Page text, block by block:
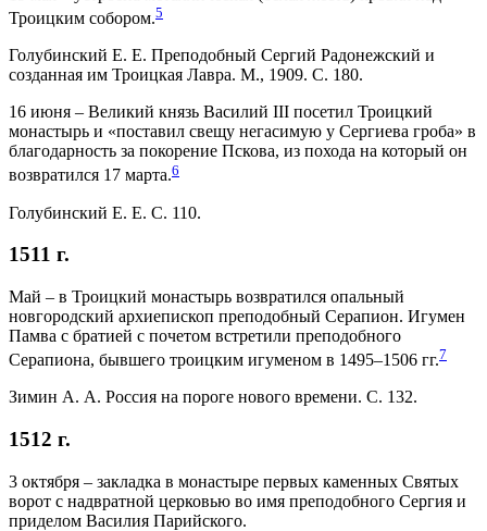
Троицким собором.5
Голубинский Е. Е. Преподобный Сергий Радонежский и
созданная им Троицкая Лавра. М., 1909. С. 180.
16 июня – Великий князь Василий III посетил Троицкий
монастырь и «поставил свещу негасимую у Сергиева гроба» в
благодарность за покорение Пскова, из похода на который он
возвратился 17 марта.6
Голубинский Е. Е. С. 110.
1511 г.
Май – в Троицкий монастырь возвратился опальный
новгородский архиепископ преподобный Серапион. Игумен
Памва с братией с почетом встретили преподобного
Серапиона, бывшего троицким игуменом в 1495–1506 гг.7
Зимин А. А. Россия на пороге нового времени. С. 132.
1512 г.
3 октября – закладка в монастыре первых каменных Святых
ворот с надвратной церковью во имя преподобного Сергия и
приделом Василия Парийского.